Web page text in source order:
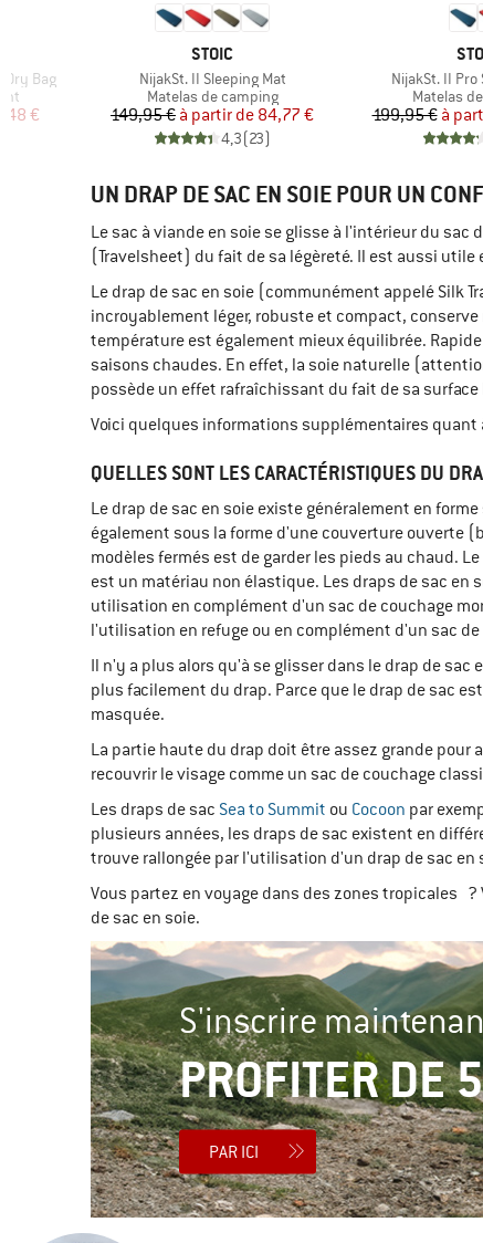
Bag
€
MARQUE
STOIC
Article
NijakSt. II Sleeping Mat
Product group
Matelas de camping
Prix
149,95 € Prix réduit
à partir de 84,77 €
4,3(23)
Article
NijakSt. II Pro
Product
Matelas
199,95 € à
UN DRAP DE SAC EN SOIE POUR UN
Le sac à viande en soie se glisse à l'intérieur du
(Travelsheet) du fait de sa légèreté. Il est aussi
Le drap de sac en soie (communément appelé Silk
incroyablement léger, robuste et compact,
température est également mieux équilibrée.
saisons chaudes. En effet, la soie naturelle
possède un effet rafraîchissant du fait de sa surface
Voici quelques informations supplémentaires
QUELLES SONT LES CARACTÉRISTIQUES DU
Le drap de sac en soie existe généralement en
également sous la forme d'une couverture ouverte
modèles fermés est de garder les pieds au chaud.
est un matériau non élastique. Les draps de sac
utilisation en complément d'un sac de couchage
l'utilisation en refuge ou en complément d'un sac
Il n'y a plus alors qu'à se glisser dans le drap de
plus facilement du drap. Parce que le drap de sac
masquée.
La partie haute du drap doit être assez grande pour
recouvrir le visage comme un sac de couchage
Les draps de sac Sea to Summit ou Cocoon par
plusieurs années, les draps de sac existent en
trouve rallongée par l'utilisation d'un drap de sac
Vous partez en voyage dans des zones tropicales
de sac en soie.
S'inscrire
PROFITER DE
PAR ICI